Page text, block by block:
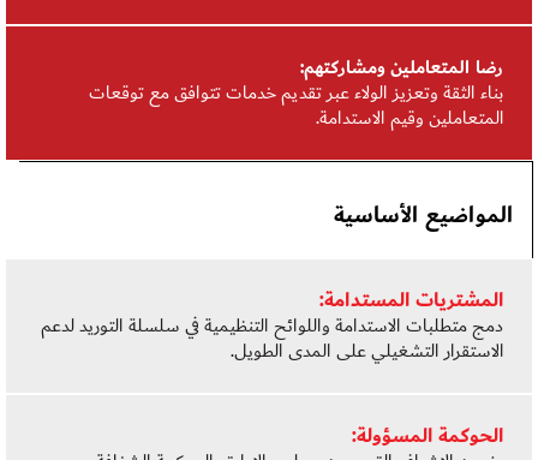
رضا المتعاملين ومشاركتهم:
بناء الثقة وتعزيز الولاء عبر تقديم خدمات تتوافق مع توقعات
المتعاملين وقيم الاستدامة.
المواضيع الأساسية
المشتريات المستدامة:
دمج متطلبات الاستدامة واللوائح التنظيمية في سلسلة التوريد لدعم
الاستقرار التشغيلي على المدى الطويل.
الحوكمة المسؤولة: